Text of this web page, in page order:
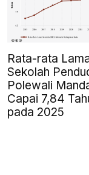
Rata-rata
Sekolah
Polewali
Capai 7,84
pada 2025